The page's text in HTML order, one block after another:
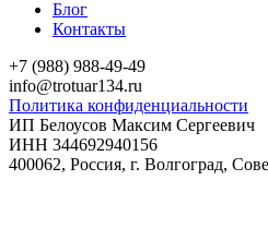
Блог
Контакты
+7 (988) 988-49-49
info@trotuar134.ru
Политика конфиденциальности
ИП Белоусов Максим Сергеевич
ИНН 344692940156
400062, Россия, г. Волгоград,